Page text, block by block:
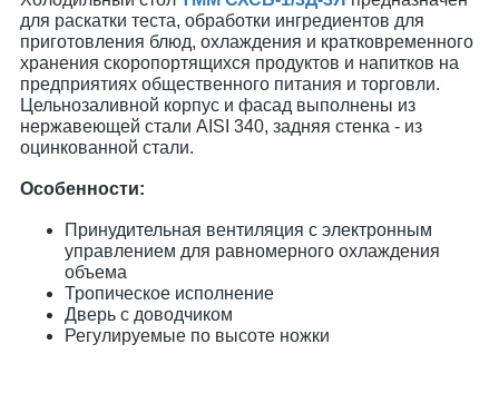
для раскатки теста, обработки ингредиентов для
приготовления блюд, охлаждения и кратковременного
хранения скоропортящихся продуктов и напитков на
предприятиях общественного питания и торговли.
Цельнозаливной корпус и фасад выполнены из
нержавеющей стали AISI 340, задняя стенка - из
оцинкованной стали.
Особенности:
Принудительная вентиляция с электронным
управлением для равномерного охлаждения
объема
Тропическое исполнение
Дверь с доводчиком
Регулируемые по высоте ножки